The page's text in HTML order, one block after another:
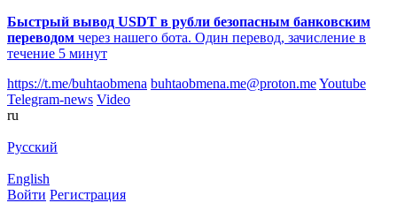
Быстрый вывод USDT в рубли безопасным банковским
переводом через нашего бота. Один перевод, зачисление в
течение 5 минут
https://t.me/buhtaobmena buhtaobmena.me@proton.meYoutube
Telegram-news Video
ru
Русский
English
Войти Регистрация